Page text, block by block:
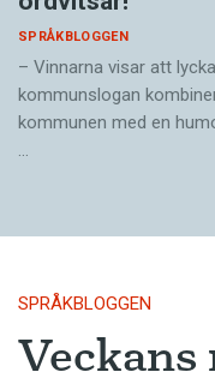
SPRÅKBLOGGEN
– Vinnarna visar att
kommunslogan
kommunen med en
SPRÅKBLOGGEN
Veckans